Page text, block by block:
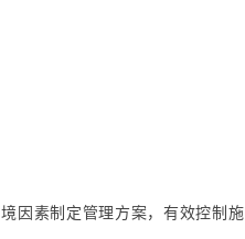
因素制定管理方案，有效控制